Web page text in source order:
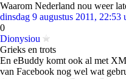
Waarom Nederland nou weer
dinsdag 9 augustus 2011, 22:53
0
Dionysiou
Grieks en trots
En eBuddy komt ook al met
van Facebook nog wel wat